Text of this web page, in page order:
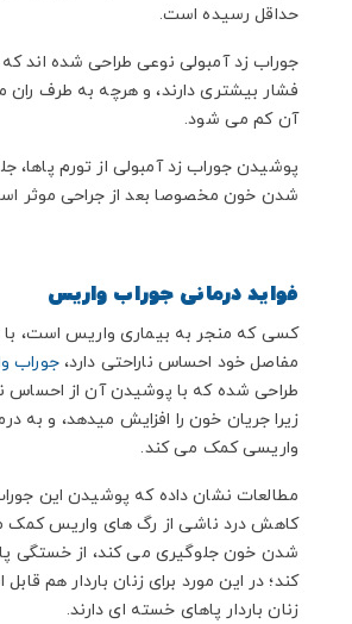
حداقل رسیده است.
جوراب زد آمبولی نوعی طراحی شده اند که
فشار بیشتری دارند، و هرچه به طرف ران
آن کم می شود.
پوشیدن جوراب زد آمبولی از تورم پاها،
شدن خون مخصوصا بعد از جراحی موثر
فواید درمانی جوراب واریس
کسی که منجر به بیماری واریس است،
مفاصل خود احساس ناراحتی دارد،جوراب
طراحی شده که با پوشیدن آن از احساس
زیرا جریان خون را افزایش میدهد، و به
واریسی کمک می کند.
مطالعات نشان داده که پوشیدن این
کاهش درد ناشی از رگ های واریس کمک
شدن خون جلوگیری می کند، از خستگی
کند؛ در این مورد برای زنان باردار هم
زنان باردار پاهای خسته ای دارند.